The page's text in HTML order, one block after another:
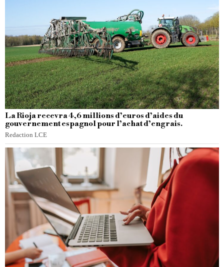
La Rioja recevra 4,6 millions d’euros d’aides du
gouvernement espagnol pour l’achat d’engrais.
Redaction LCE